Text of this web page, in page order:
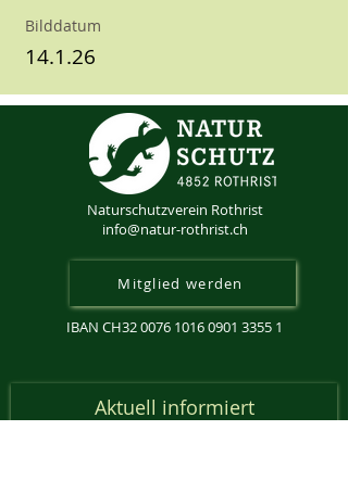
Bilddatum
14.1.26
Naturschutzverein Rothrist
info@natur-rothrist.ch
Mitglied werden
IBAN CH320076 1016 0901 3355 1
Aktuell informiert